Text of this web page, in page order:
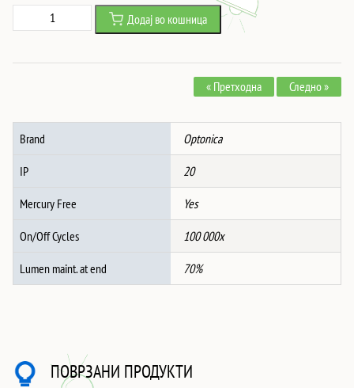
was:
3,716 ден.3,252 ден.
НАПОЈУВАЊЕ
100W
количина
Додај во кошница
« Претходна Следно »
Brand Optonica
IP 20
Mercury Free Yes
On/Off Cycles 100 000x
Lumen maint. at end 70%
ПОВРЗАНИ ПРОДУКТИ